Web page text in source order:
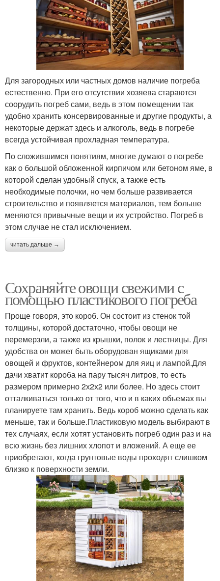
Для загородных или частных домов наличие погреба
естественно. При его отсутствии хозяева стараются
соорудить погреб сами, ведь в этом помещении так
удобно хранить консервированные и другие продукты, а
некоторые держат здесь и алкоголь, ведь в погребе
всегда устойчивая прохладная температура.
По сложившимся понятиям, многие думают о погребе
как о большой обложенной кирпичом или бетоном яме, в
которой сделан удобный спуск, а также есть
необходимые полочки, но чем больше развивается
строительство и появляется материалов, тем больше
меняются привычные вещи и их устройство. Погреб в
этом случае не стал исключением.
читать дальше →
Сохраняйте овощи свежими с
помощью пластикового погреба
Проще говоря, это короб. Он состоит из стенок той
толщины, которой достаточно, чтобы овощи не
перемерзли, а также из крышки, полок и лестницы. Для
удобства он может быть оборудован ящиками для
овощей и фруктов, контейнером для яиц и лампой.Для
дачи хватит короба на пару тысяч литров, то есть
размером примерно 2х2х2 или более. Но здесь стоит
отталкиваться только от того, что и в каких объемах вы
планируете там хранить. Ведь короб можно сделать как
меньше, так и больше.Пластиковую модель выбирают в
тех случаях, если хотят установить погреб один раз и на
всю жизнь без лишних хлопот и вложений. А еще ее
приобретают, когда грунтовые воды проходят слишком
близко к поверхности земли.